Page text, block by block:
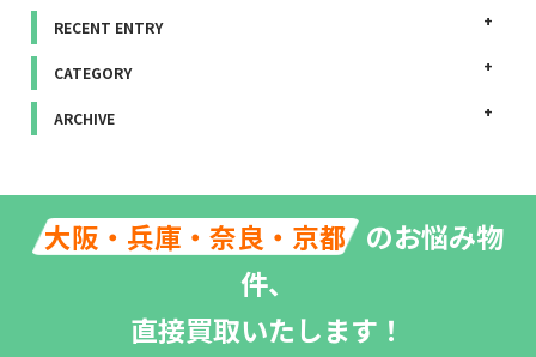
RECENT ENTRY
CATEGORY
ARCHIVE
大阪・兵庫・奈良・京都 のお悩み物
件、
直接買取いたします！